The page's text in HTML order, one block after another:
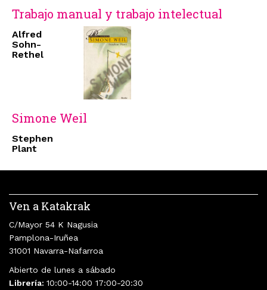
Trabajo manual y trabajo intelectual
Alfred
Sohn-
Rethel
Simone Weil
Stephen
Plant
Ven a Katakrak
C/Mayor 54 K Nagusia
Pamplona-Iruñea
31001 Navarra-Nafarroa
Abierto de lunes a sábado
Librería: 10:00-14:00 17:00-20:30